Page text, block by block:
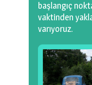
başlangıç
vaktinden
varıyoruz.